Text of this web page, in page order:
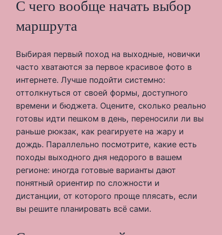
С чего вообще начать выбор
маршрута
Выбирая первый поход на выходные, новички
часто хватаются за первое красивое фото в
интернете. Лучше подойти системно:
оттолкнуться от своей формы, доступного
времени и бюджета. Оцените, сколько реально
готовы идти пешком в день, переносили ли вы
раньше рюкзак, как реагируете на жару и
дождь. Параллельно посмотрите, какие есть
походы выходного дня недорого в вашем
регионе: иногда готовые варианты дают
понятный ориентир по сложности и
дистанции, от которого проще плясать, если
вы решите планировать всё сами.